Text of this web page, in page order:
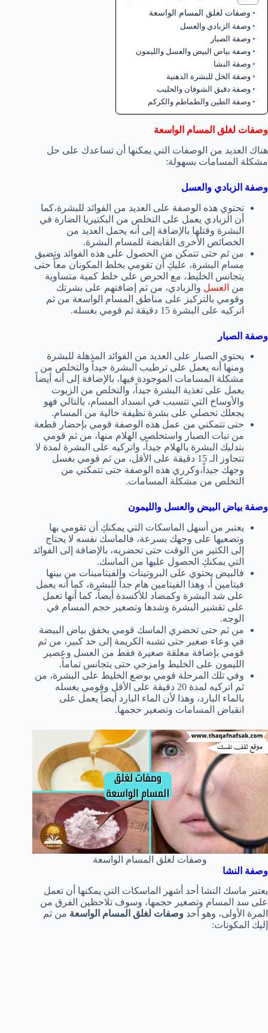
وصفات لغلق المسام الواسعة
وصفة الزبادي والعسل
وصفة الصبار
وصفة بياض البيض والعسل والليمون
وصفة النشا
وصفة الخل للبشرة الدهنية
وصفة دقيق الشوفان والحليب
وصفة الطين والطماطم والكركم
وصفات لغلق المسام الواسعة
هناك العديد من الوصفات التي يمكنها أن تساعدك على حل
مشكلة المسامات بسهولة:
وصفة الزبادي والعسل
تحتوي هذه الوصفة على العديد من الفوائد للبشرة،كما
أن الزبادي يعمل على التخلص من البكتيريا الضارة في
البشرة وقتلها بالإضافة إلى أنه يحمل العديد من
الخصائص الأخرى القابضة للمسام البشرة.
من ثم حتى تتمكن من الحصول على هذه الفوائد وتضيق
مسام البشرة، عليكِ أن تقومي بخلط المكونان معاً حتى
يتجانس الخليط، مع الحرص على خلط كمية متساوية
من العسل والزبادي، من ثم إضافتهم على بشرتك
وقومي بالتركيز على مناطق المسام الواسعة من ثم
اتركيه على البشرة 15 دقيقة ثم قومي بغسله.
وصفة الصبار
يحتوي الصبار على العديد من الفوائد المذهلة للبشرة
ومنها أنه يعمل على ترطيب البشرة جيداً والتخلص من
مشكلة المسامات الموجودة فيها، بالإضافة إلى أنه أيضاً
يعمل على تغذية البشرة جيداً، والتخلص من الزيوت
والأوساخ التي تتسبب في انسداد المسام، بالتالي فهو
يجعلك تحصلي على بشرة نظيفة خالية من المسام.
حتى تتمكني من عمل هذه الوصفة قومي بإحضار قطعة
من نبات الصبار واستخلصي الهلام منها، من ثم قومي
بتدليك البشرة بالهلام جيداً، واتركيه على البشرة لمدة لا
تتجاوز الـ 15 دقيقة على الأقل، من ثم قومي بغسل
وجهك جيداً،وكرري هذه الوصفة حتى تتمكني من
التخلص من مشكلة المسامات.
وصفة بياض البيض والعسل والليمون
يعتبر من أسهل الماسكات التي يمكنكِ أن تقومي بها
وتضعيها على وجهك بسرعة، فالماسك نفسه لا يحتاج
إلى الكثير من الوقت حتى تحضريه، بالإضافة إلى الفوائد
التي يمكنكِ الحصول عليها من الماسك.
فالبيض يحتوي على البروتينات والفيتامينات من بينها
فيتامين أ، وهذا الفيتامين هام جداً للبشرة، كما أنه يعمل
على شد البشرة وكمضاد للأكسدة أيضاً، كما أنها تعمل
على تقشير البشرة وشدها وتصغير حجم المسام في
الوجه.
من ثم حتى تحضري الماسك قومي بخفق بياض البيضة
في وعاء صغير حتى تشبه الكريمة إلى حد كبير، من ثم
قومي بإضافة معلقة صغيرة فقط من العسل وعصير
الليمون على الخليط وامزجي حتى يتجانس تماماً.
وفي تلك المرحلة قومي بوضع الخليط على البشرة، من
ثم اتركيه لمدة 20 دقيقة على الأقل وقومي بغسله
بالماء البارد، وهذا لأن الماء البارد أيضاً يعمل على
انقباض المسامات وتصغير حجمها.
وصفات لغلق المسام الواسعة
وصفة النشا
يعتبر ماسك النشا أحد أشهر الماسكات التي يمكنها أن تعمل
على سد المسام وتصغير حجمها، وسوف تلاحظين الفرق من
المرة الأولى، وهو أحد وصفات لغلق المسام الواسعة من ثم
إليك المكونات: